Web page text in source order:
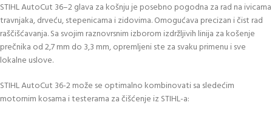
STIHL AutoCut 36–2 glava za košnju je posebno pogodna za rad na ivicama
travnjaka, drveću, stepenicama i zidovima. Omogućava precizan i čist rad
raščišćavanja. Sa svojim raznovrsnim izborom izdržljivih linija za košenje
prečnika od 2,7 mm do 3,3 mm, opremljeni ste za svaku primenu i sve
lokalne uslove.
STIHL AutoCut 36-2 može se optimalno kombinovati sa sledećim
motornim kosama i testerama za čišćenje iz STIHL-a: